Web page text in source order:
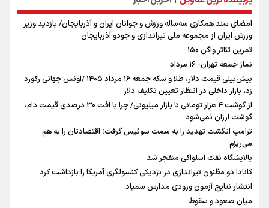
امضای سند همکاری سه‌ساله ورزش و جوانان ایران و آذربایجان/ بازدید وزیر
ورزش ایران از مجموعه ملی تیراندازی و جودو آذربایجان
تمرین تئاتر واگن ۱۵۰
نماز جمعه تهران- ۱۶ مرداد
پیش‌بینی قیمت دلار، طلا و سکه جمعه ۱۶ مرداد ۱۴۰۵ /اونس جهانی رکورد
زد، بازار داخلی در انتظار تعیین تکلیف دلار
از گوشت ۴ هزار تومانی تا بازار میلیونی/ چرا با افت ۳۰ درصدی قیمت دام،
گوشت ارزان نمی‌شود
ترامپ انگشت تهدید را به سمت سوئیس گرفت؛ اقتصادتان را به هم
می‌ریزم
پالایشگاه نفت اسلواکی منفجر شد
کانادا دو مظنون تیراندازی در نزدیکی کنسولگری آمریکا را بازداشت کرد
انتشار نتایج آزمون ورودی مدارس سمپاد
میان صعود و سقوط